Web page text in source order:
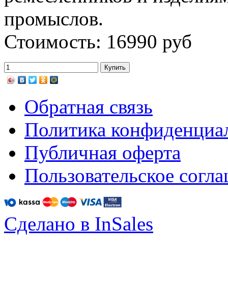
промыслов.
Стоимость: 16990 руб
Обратная связь
Политика
Публичная оферта
Пользовательское
Сделано в InSales